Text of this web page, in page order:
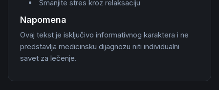
Smanjite stres kroz relaksaciju
Napomena
Ovaj tekst je isključivo informativnog karaktera i ne
predstavlja medicinsku dijagnozu niti individualni
savet za lečenje.